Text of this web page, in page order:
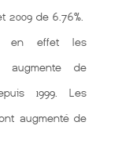
2009 de 6.76%.
en effet les
augmente de
1999. Les
augmenté de